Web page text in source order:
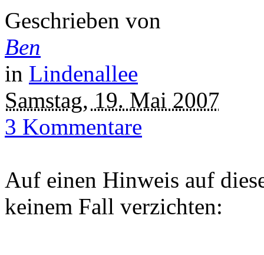
Geschrieben von
Ben
in Lindenallee
Samstag, 19. Mai 2007
3 Kommentare
Auf einen Hinweis auf
keinem Fall verzichten: